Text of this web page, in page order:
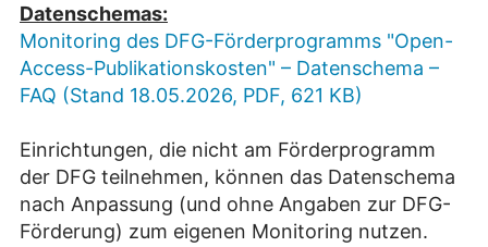
Datenschemas:
Monitoring des DFG-Förderprogramms "Open-
Access-Publikationskosten" – Datenschema –
FAQ (Stand 18.05.2026, PDF, 621 KB)
Einrichtungen, die nicht am Förderprogramm
der DFG teilnehmen, können das Datenschema
nach Anpassung (und ohne Angaben zur DFG-
Förderung) zum eigenen Monitoring nutzen.